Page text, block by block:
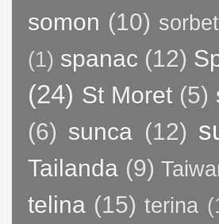
somon (10) sorbet
(1) spanac (12)
(24) St Moret (5)
(6) sunca (12)
Tailanda (9)
telina (15) terina